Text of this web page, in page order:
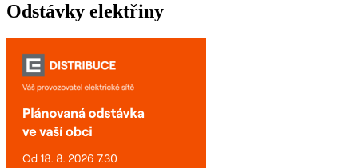
Odstávky elektřiny